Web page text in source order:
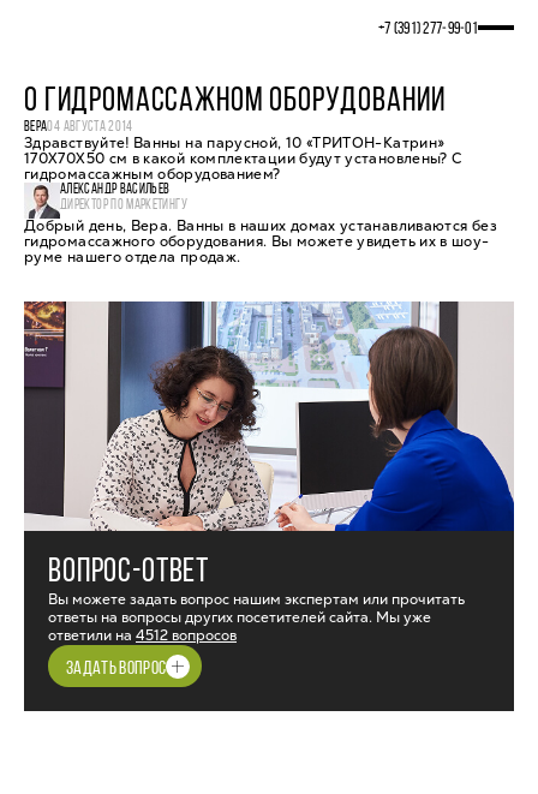
+7 (391) 277‒99‒01
О ГИДРОМАССАЖНОМ ОБОРУДОВАНИИ
ВЕРА04 АВГУСТА 2014
Здравствуйте! Ванны на парусной, 10 «ТРИТОН-Катрин»
170Х70Х50 см в какой комплектации будут установлены? С
гидромассажным оборудованием?
АЛЕКСАНДР ВАСИЛЬЕВ
ДИРЕКТОР ПО МАРКЕТИНГУ
Добрый день, Вера. Ванны в наших домах устанавливаются без
гидромассажного оборудования. Вы можете увидеть их в шоу-
руме нашего отдела продаж.
ВОПРОС-ОТВЕТ
Вы можете задать вопрос нашим экспертам или прочитать
ответы на вопросы других посетителей сайта. Мы уже
ответили на 4512 вопросов
ЗАДАТЬ ВОПРОС